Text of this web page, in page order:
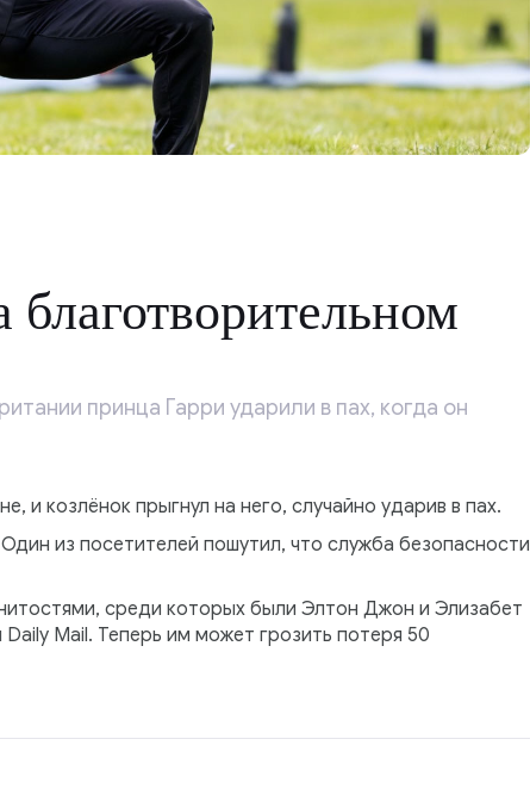
принца Гарри ударили в пах, когда он
козлёнок прыгнул на него, случайно ударив в пах.
из посетителей пошутил, что служба безопасности
среди которых были Элтон Джон и Элизабет
Mail. Теперь им может грозить потеря 50